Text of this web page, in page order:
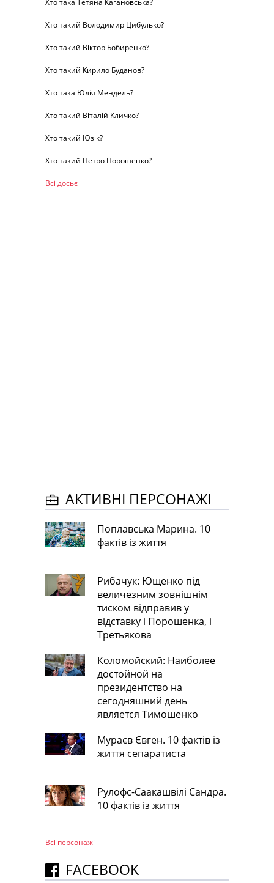
Хто такий Володимир Цибулько?
Хто такий Віктор Бобиренко?
Хто такий Кирило Буданов?
Хто така Юлія Мендель?
Хто такий Віталій Кличко?
Хто такий Юзік?
Хто такий Петро Порошенко?
Всі досьє
АКТИВНІ ПЕРСОНАЖІ
Поплавська Марина. 10
фактів із життя
Рибачук: Ющенко під
величезним зовнішнім
тиском відправив у
відставку і Порошенка, і
Третьякова
Коломойский: Наиболее
достойной на
президентство на
сегодняшний день
является Тимошенко
Мураєв Євген. 10 фактів із
життя сепаратиста
Рулофс-Саакашвілі Сандра.
10 фактів із життя
Всі персонажi
FACEBOOK